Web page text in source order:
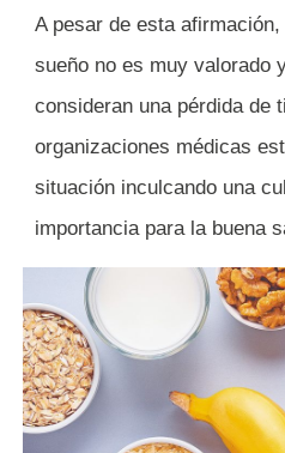
A pesar de esta
sueño no es muy valorado
consideran una pérdida de
organizaciones médicas
situación inculcando una
importancia para la buena